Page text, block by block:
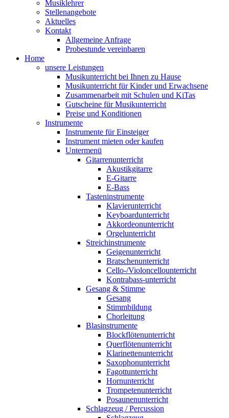
Musiklehrer
Stellenangebote
Aktuelles
Kontakt
Allgemeine Anfrage
Probestunde vereinbaren
Home
unsere Leistungen
Musikunterricht bei Ihnen zu Hause
Musikunterricht für Kinder und Erwachsene
Zusammenarbeit mit Schulen und KiTas
Gutscheine für Musikunterricht
Preise und Konditionen
Instrumente
Instrumente für Einsteiger
Instrument mieten oder kaufen
Untermenü
Gitarrenunterricht
Akustikgitarre
E-Gitarre
E-Bass
Tasteninstrumente
Klavierunterricht
Keyboardunterricht
Akkordeonunterricht
Orgelunterricht
Streichinstrumente
Geigenunterricht
Bratschenunterricht
Cello-/Violoncellounterricht
Kontrabass-unterricht
Gesang & Stimme
Gesang
Stimmbildung
Chorleitung
Blasinstrumente
Blockflötenunterricht
Querflötenunterricht
Klarinettenunterricht
Saxophonunterricht
Fagottunterricht
Hornunterricht
Trompetenunterricht
Posaunenunterricht
Schlagzeug / Percussion